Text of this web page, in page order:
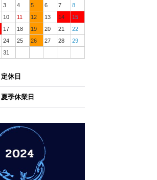
3 4 5 6 7
8
10 11 12 13 14
15
17 18 19 20 21
22
24 25 26 27 28
29
31
定休日
夏季休業日